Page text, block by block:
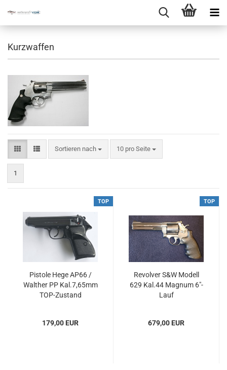
Kurzwaffen
Sortieren nach 10 pro Seite
1
TOP
Pistole Hege AP66 /
Walther PP Kal.7,65mm
TOP-Zustand
179,00 EUR
TOP
Revolver S&W Modell
629 Kal.44 Magnum 6"-
Lauf
679,00 EUR